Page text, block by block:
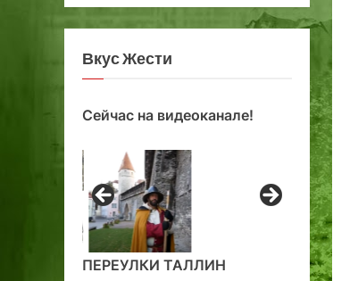
Вкус Жести
Сейчас на видеоканале!
ПЕРЕУЛКИ ТАЛЛИН